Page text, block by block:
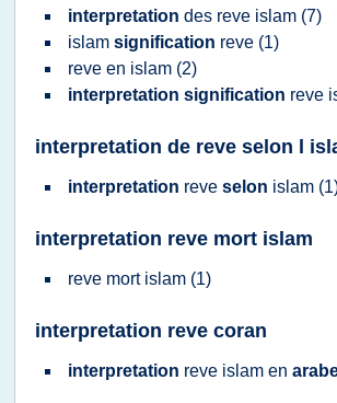
interpretation des reve islam (7)
islam signification reve (1)
reve en islam (2)
interpretation signification reve
interpretation de reve selon l
interpretation reve selon islam
interpretation reve mort islam
reve mort islam (1)
interpretation reve coran
interpretation reve islam en